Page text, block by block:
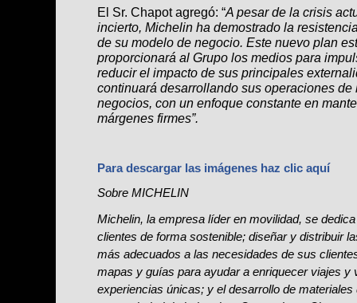
El Sr. Chapot agregó: “A pesar de la crisis
incierto, Michelin ha demostrado la
de su modelo de negocio. Este nuevo plan
proporcionará al Grupo los medios para
reducir el impacto de sus principales
continuará desarrollando sus operaciones
negocios, con un enfoque constante en
márgenes firmes”.
Para descargar las
Sobre MICHELIN
Michelin, la empresa líder en movilidad, se
clientes de forma sostenible; diseñar y distribuir
más adecuados a las necesidades de sus
mapas y guías para ayudar a enriquecer viajes y
experiencias únicas; y el desarrollo de